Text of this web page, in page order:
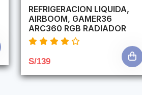
REFRIGERACION LIQUIDA,
AIRBOOM, GAMER36
ARC360 RGB RADIADOR
S/139